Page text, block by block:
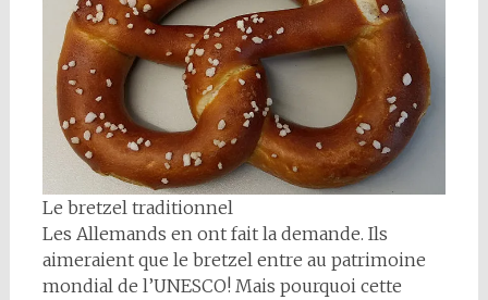
Le bretzel traditionnel
Les Allemands en ont fait la demande. Ils
aimeraient que le bretzel entre au patrimoine
mondial de l’UNESCO! Mais pourquoi cette